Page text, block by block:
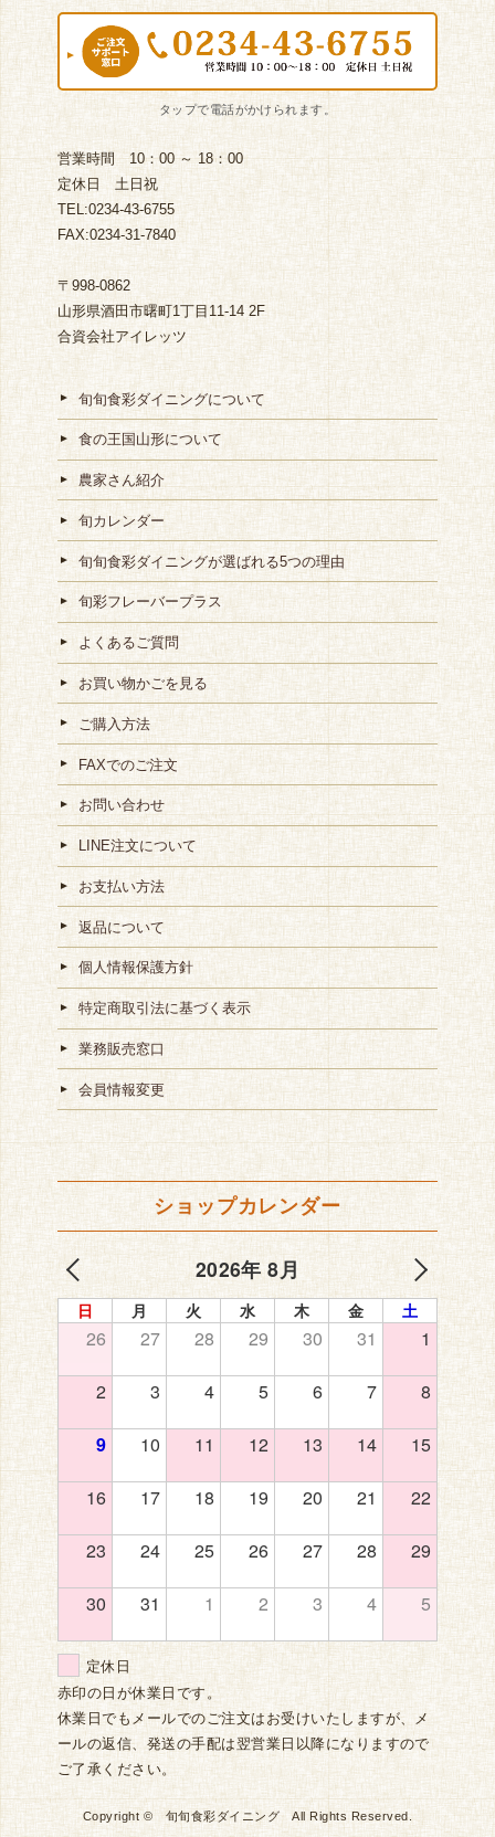
営業時間 10：00 ～ 18：00
定休日 土日祝
TEL:0234-43-6755
FAX:0234-31-7840
〒998-0862
山形県酒田市曙町1丁目11-14 2F
合資会社アイレッツ
旬旬食彩ダイニングについて
食の王国山形について
農家さん紹介
旬カレンダー
旬旬食彩ダイニングが選ばれる5つの理由
旬彩フレーバープラス
よくあるご質問
お買い物かごを見る
ご購入方法
FAXでのご注文
お問い合わせ
LINE注文について
お支払い方法
返品について
個人情報保護方針
特定商取引法に基づく表示
業務販売窓口
会員情報変更
ショップカレンダー
2026年 8月
日 月 火 水 木 金 土
26 27 28 29 30 31 1
2 3 4 5 6 7 8
9 10 11 12 13 14 15
16 17 18 19 20 21 22
23 24 25 26 27 28 29
30 31 1 2 3 4 5
定休日
赤印の日が休業日です。
休業日でもメールでのご注文はお受けいたしますが、メ
ールの返信、発送の手配は翌営業日以降になりますので
ご了承ください。
Copyright © 旬旬食彩ダイニング All Rights Reserved.